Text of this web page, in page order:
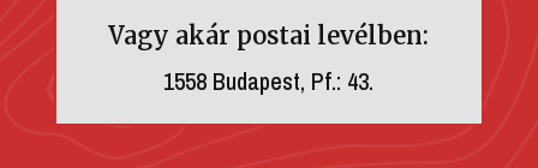
Vagy akár postai levélben:
1558 Budapest, Pf.: 43.